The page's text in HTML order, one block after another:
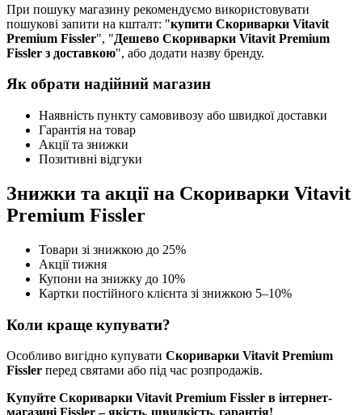
При пошуку магазину рекомендуємо використовувати
пошукові запити на кшталт: "купити Скориварки Vitavit
Premium Fissler", "Дешево Скориварки Vitavit Premium
Fissler з доставкою", або додати назву бренду.
Як обрати надійний магазин
Наявність пункту самовивозу або швидкої доставки
Гарантія на товар
Акції та знижки
Позитивні відгуки
Знижки та акції на Скориварки Vitavit
Premium Fissler
Товари зі знижкою до 25%
Акції тижня
Купони на знижку до 10%
Картки постійного клієнта зі знижкою 5–10%
Коли краще купувати?
Особливо вигідно купувати Скориварки Vitavit Premium
Fissler перед святами або під час розпродажів.
Купуйте Скориварки Vitavit Premium Fissler в інтернет-